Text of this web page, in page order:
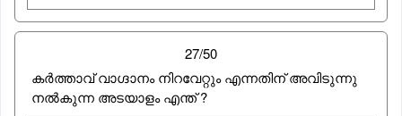
27/50
കർത്താവ് വാഗ്ദാനം നിറവേറ്റും എന്നതിന് അവിടുന്നു
നൽകുന്ന അടയാളം എന്ത് ?